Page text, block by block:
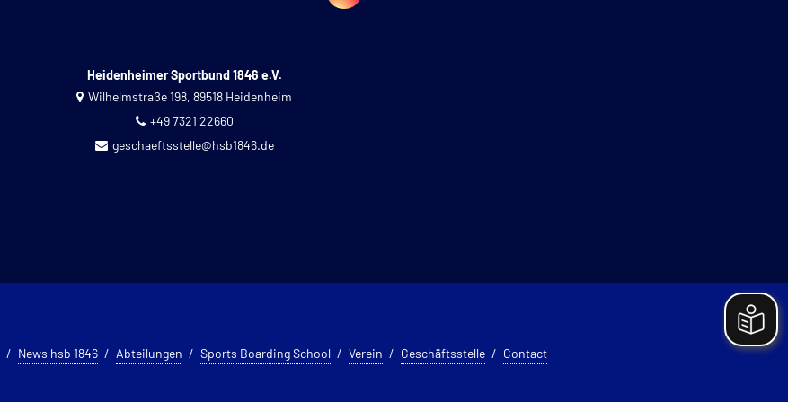
Heidenheimer Sportbund 1846 e.V.
Wilhelmstraße 198, 89518 Heidenheim
+49 7321 22660
geschaeftsstelle@hsb1846.de
News hsb 1846 Abteilungen Sports Boarding School Verein Geschäftsstelle Contact